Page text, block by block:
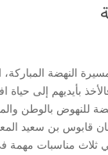
النهضة المباركة،
بأيديهم إلى
بالوطن
بن سعيد
ثلاث مناسبات